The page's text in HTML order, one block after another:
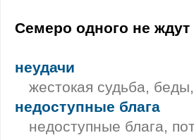
Семеро одного не ждут
неудачи
жестокая судьба,
недоступные блага
недоступные блага,